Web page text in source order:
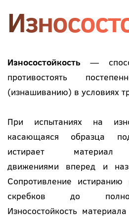
Износостойкость —
противостоять
(изнашиванию) в условиях
При испытаниях на
касающаяся образца
истирает материал
движениями вперед и
Сопротивление истиранию
скребков до
Износостойкость